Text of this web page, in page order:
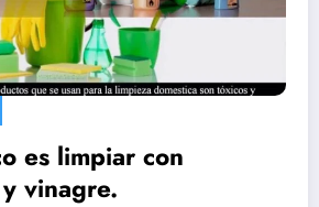
es limpiar con
vinagre.